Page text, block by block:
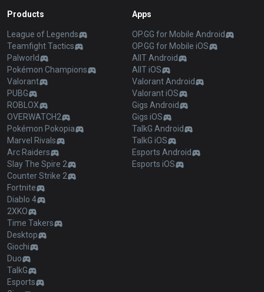
Products
League of Legends
Teamfight Tactics
Palworld
Pokémon Champions
Valorant
PUBG
ROBLOX
OVERWATCH2
Pokémon Pokopia
Marvel Rivals
Arc Raiders
Slay The Spire 2
Counter Strike 2
Fortnite
Diablo 4
2XKO
Time Takers
Desktop
Giochi
Duo
TalkG
Esports
Apps
OP.GG for Mobile Android
OP.GG for Mobile iOS
AllT Android
AllT iOS
Valorant Android
Valorant iOS
Gigs Android
Gigs iOS
TalkG Android
TalkG iOS
Esports Android
Esports iOS